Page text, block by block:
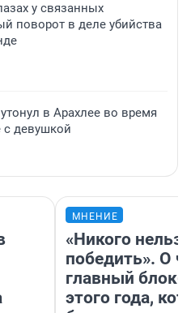
у связанных
поворот в деле убийства
в Арахлее во время
с девушкой
МНЕНИЕ
«Никого нельзя
победить». О
главный
этого года,